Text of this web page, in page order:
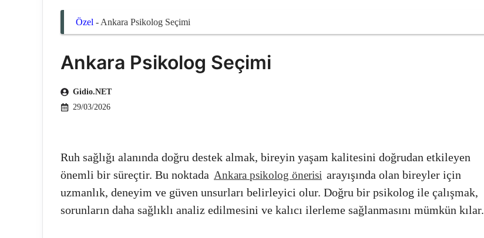
Özel - Ankara Psikolog Seçimi
Ankara Psikolog Seçimi
Gidio.NET
29/03/2026
Ruh sağlığı alanında doğru destek almak, bireyin yaşam kalitesini doğrudan etkileyen
önemli bir süreçtir. Bu noktada Ankara psikolog önerisi arayışında olan bireyler için
uzmanlık, deneyim ve güven unsurları belirleyici olur. Doğru bir psikolog ile çalışmak,
sorunların daha sağlıklı analiz edilmesini ve kalıcı ilerleme sağlanmasını mümkün kılar.